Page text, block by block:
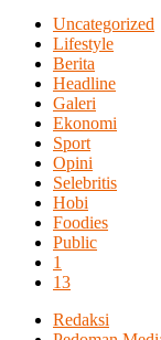
Uncategorized
Lifestyle
Berita
Headline
Galeri
Ekonomi
Sport
Opini
Selebritis
Hobi
Foodies
Public
1
13
Redaksi